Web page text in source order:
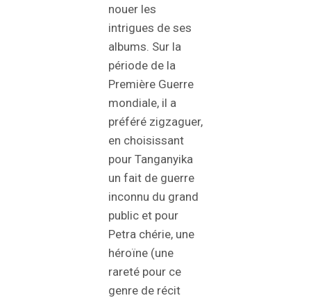
nouer les
intrigues de ses
albums. Sur la
période de la
Première Guerre
mondiale, il a
préféré zigzaguer,
en choisissant
pour Tanganyika
un fait de guerre
inconnu du grand
public et pour
Petra chérie, une
héroïne (une
rareté pour ce
genre de récit